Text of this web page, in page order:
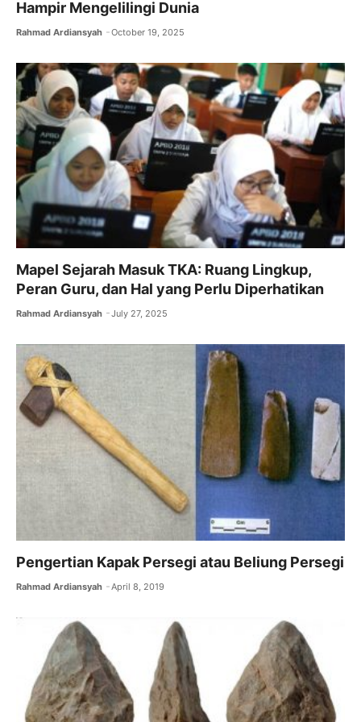
Hampir Mengelilingi Dunia
Rahmad Ardiansyah October 19, 2025
Mapel Sejarah Masuk TKA: Ruang Lingkup,
Peran Guru, dan Hal yang Perlu Diperhatikan
Rahmad Ardiansyah July 27, 2025
Pengertian Kapak Persegi atau Beliung Persegi
Rahmad Ardiansyah April 8, 2019